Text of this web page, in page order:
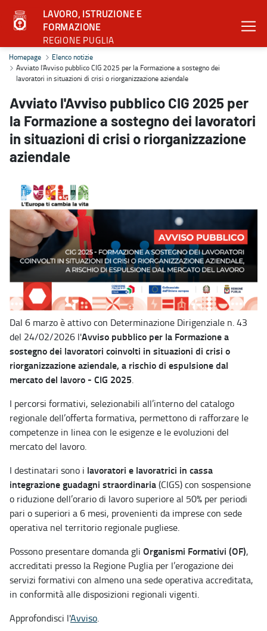
LAVORO, ISTRUZIONE E
FORMAZIONE
REGIONE PUGLIA
Avviato l'Avviso pubblico CIG 2025 per la Formazione a
Homepage
Elenco notizie
Avviato l'Avviso pubblico CIG 2025 per la Formazione a sostegno dei
lavoratori in situazioni di crisi o riorganizzazione aziendale
Avviato l'Avviso pubblico CIG 2025 per
la Formazione a sostegno dei lavoratori
in situazioni di crisi o riorganizzazione
aziendale
Dal 6 marzo è attivo con Determinazione Dirigenziale n. 43
del 24/02/2026 l'Avviso pubblico per la Formazione a
sostegno dei lavoratori coinvolti in situazioni di crisi o
riorganizzazione aziendale, a rischio di espulsione dal
mercato del lavoro - CIG 2025.
I percorsi formativi, selezionabili all’interno del catalogo
regionale dell’offerta formativa, permettono di rafforzare le
competenze in linea con le esigenze e le evoluzioni del
mercato del lavoro.
I destinatari sono i lavoratori e lavoratrici in cassa
integrazione guadagni straordinaria(CIGS) con sospensione
o riduzione dell’orario di lavoro superiore al 50% per periodi
pari o superiori a 6 mesi, provenienti da imprese con sede
operativa nel territorio regionale pugliese.
Possono presentare domanda gli Organismi Formativi (OF),
accreditati presso la Regione Puglia per l’erogazione dei
servizi formativi con almeno una sede operativa accreditata,
in conformità alle disposizioni regionali vigenti.
Approfondisci l'Avviso.